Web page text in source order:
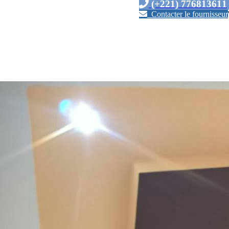
(+221) 776813611
Contacter le fournisseur'